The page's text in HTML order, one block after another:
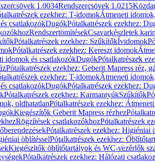
1.0034Rendszercsövek 1.0215
ezekhez: T-idomokÁtmeneti
csatlakozókDugókPótalkatrészek ezekhez:
RendszertömítésekCsavarkészletek
Pótalkatrészek ezekhez: SzűkítőkÍvidomok
Pótalkatrészek ezekhez: Kereszt idomok
idomok és csatlakozókDugókPótalkatrészek
Pótalkatrészek ezekhez: Geberit Mapress réz,
ezekhez: T-idomokÁtmeneti
csatlakozókDugókPótalkatrészek ezekhez:
Pótalkatrészek ezekhez: KarmantyúkSzűkítők
oldhatatlanPótalkatrészek ezekhez:
Kiegészítők Geberit Mapress rézhez
Rögzítések csatlakozókhozPótalkatrészek
Pótalkatrészek ezekhez: Higiéniai
öblítésselPótalkatrészek ezekhez:
Kiegészítők öblítőtartályok és WC-vezérlők
Pótalkatrészek ezekhez: Hálózati